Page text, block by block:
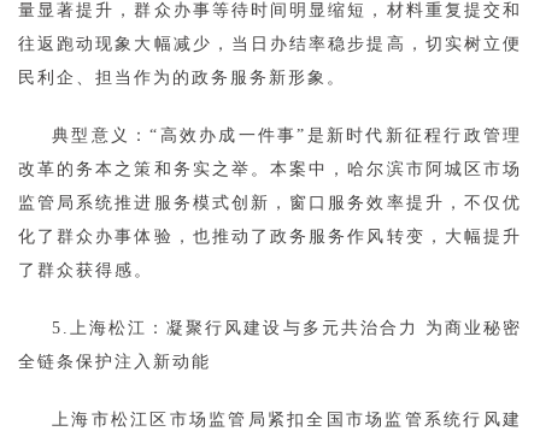
量显著提升，群众办事等待时间明显缩短，材料重复提交和
往返跑动现象大幅减少，当日办结率稳步提高，切实树立便
民利企、担当作为的政务服务新形象。
典型意义：“高效办成一件事”是新时代新征程行政管理
改革的务本之策和务实之举。本案中，哈尔滨市阿城区市场
监管局系统推进服务模式创新，窗口服务效率提升，不仅优
化了群众办事体验，也推动了政务服务作风转变，大幅提升
了群众获得感。
5.上海松江：凝聚行风建设与多元共治合力 为商业秘密
全链条保护注入新动能
上海市松江区市场监管局紧扣全国市场监管系统行风建